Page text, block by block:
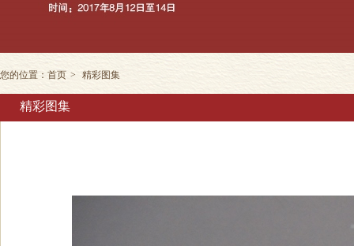
您的位置： 首页 > 精彩图集
精彩图集